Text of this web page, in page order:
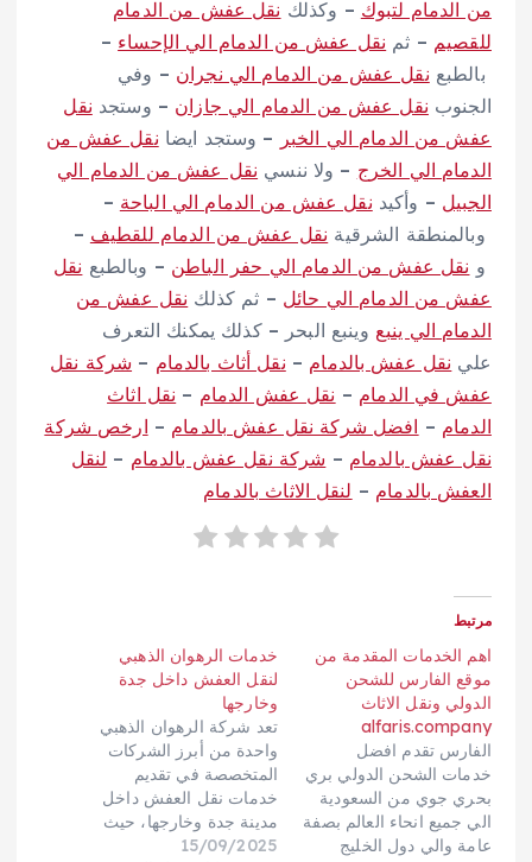
من الدمام لتبوك – وكذلك نقل عفش من الدمام
للقصيم – ثم نقل عفش من الدمام الي الإحساء –
بالطبع نقل عفش من الدمام الي نجران – وفي
الجنوب نقل عفش من الدمام الي جازان – وستجد نقل
عفش من الدمام الي الخبر – وستجد ايضا نقل عفش من
الدمام الي الخرج – ولا ننسي نقل عفش من الدمام الي
الجبيل – وأكيد نقل عفش من الدمام الي الباحة –
وبالمنطقة الشرقية نقل عفش من الدمام للقطيف –
و نقل عفش من الدمام الي حفر الباطن – وبالطبع نقل
عفش من الدمام الي حائل – ثم كذلك نقل عفش من
الدمام الي ينبع وينبع البحر – كذلك يمكنك التعرف
علي نقل عفش بالدمام – نقل أثاث بالدمام – شركة نقل
عفش في الدمام – نقل عفش الدمام – نقل اثاث
الدمام – افضل شركة نقل عفش بالدمام – ارخص شركة
نقل عفش بالدمام – شركة نقل عفش بالدمام – لنقل
العفش بالدمام – لنقل الاثاث بالدمام
مرتبط
اهم الخدمات المقدمة من
موقع الفارس للشحن
الدولي ونقل الاثاث
alfaris.company
الفارس تقدم افضل
خدمات الشحن الدولي بري
بحري جوي من السعودية
الي جميع انحاء العالم بصفة
عامة والي دول الخليج
خدمات الرهوان الذهبي
لنقل العفش داخل جدة
وخارجها
تعد شركة الرهوان الذهبي
واحدة من أبرز الشركات
المتخصصة في تقديم
خدمات نقل العفش داخل
مدينة جدة وخارجها، حيث
تتميز بالاحترافية والجودة
15/09/2025